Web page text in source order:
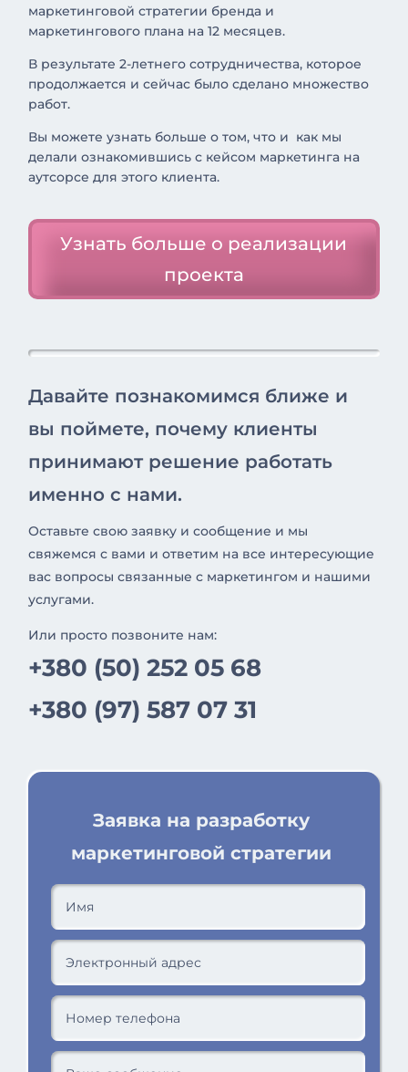
маркетинговой стратегии бренда и
маркетингового плана на 12 месяцев.
В результате 2-летнего сотрудничества, которое
продолжается и сейчас было сделано множество
работ.
Вы можете узнать больше о том, что и как мы
делали ознакомившись с кейсом маркетинга на
аутсорсе для этого клиента.
Узнать больше о реализации
проекта
Давайте познакомимся ближе и
вы поймете, почему клиенты
принимают решение работать
именно с нами.
Оставьте свою заявку и сообщение и мы
свяжемся с вами и ответим на все интересующие
вас вопросы связанные с маркетингом и нашими
услугами.
Или просто позвоните нам:
+380 (50) 252 05 68
+380 (97) 587 07 31
Заявка на разработку
маркетинговой стратегии